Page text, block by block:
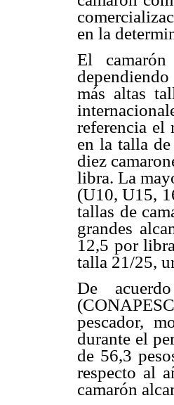
en la
El
más altas
referencia el
en la talla
diez
libra. La
(U10, U15,
tallas de
grandes
12,5 por
talla 21/25,
De
pescador,
durante el
de 56,3
respecto al
camarón